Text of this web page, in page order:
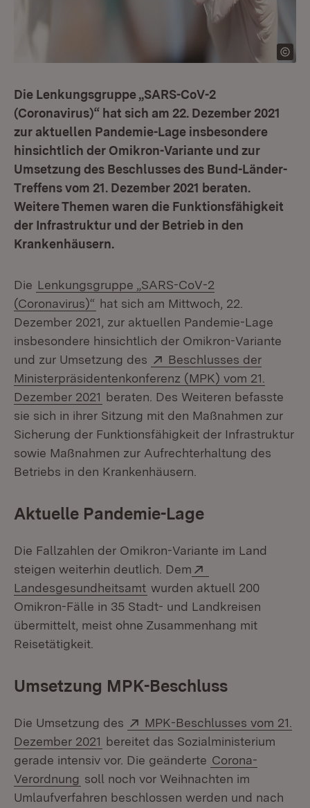
Die Lenkungsgruppe „SARS-CoV-2
(Coronavirus)“ hat sich am 22. Dezember 2021
zur aktuellen Pandemie-Lage insbesondere
hinsichtlich der Omikron-Variante und zur
Umsetzung des Beschlusses des Bund-Länder-
Treffens vom 21. Dezember 2021 beraten.
Weitere Themen waren die Funktionsfähigkeit
der Infrastruktur und der Betrieb in den
Krankenhäusern.
Die Lenkungsgruppe „SARS-CoV-2
(Coronavirus)“ hat sich am Mittwoch, 22.
Dezember 2021, zur aktuellen Pandemie-Lage
insbesondere hinsichtlich der Omikron-Variante
und zur Umsetzung des
Extern:
Beschlusses der
Ministerpräsidentenkonferenz (MPK) vom 21.
Dezember 2021 (Öffnet in neuem Fenster)
beraten. Des Weiteren befasste
sie sich in ihrer Sitzung mit den Maßnahmen zur
Sicherung der Funktionsfähigkeit der Infrastruktur
sowie Maßnahmen zur Aufrechterhaltung des
Betriebs in den Krankenhäusern.
Aktuelle Pandemie-Lage
Die Fallzahlen der Omikron-Variante im Land
steigen weiterhin deutlich. Dem
Landesgesundheitsamt (Öffnet in neuem Fenster)
wurden aktuell 200
Omikron-Fälle in 35 Stadt- und Landkreisen
übermittelt, meist ohne Zusammenhang mit
Reisetätigkeit.
Umsetzung MPK-Beschluss
Die Umsetzung des Extern:
MPK-Beschlusses vom 21.
Dezember 2021 (Öffnet in neuem Fenster)
bereitet das Sozialministerium
gerade intensiv vor. Die geänderte Corona-
Verordnung soll noch vor Weihnachten im
Umlaufverfahren beschlossen werden und nach